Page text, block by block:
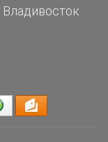
Владивосток